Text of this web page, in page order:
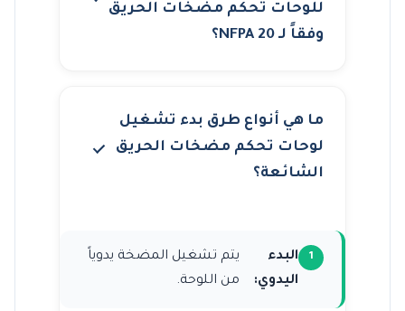
للوحات تحكم مضخات الحريق
وفقاً لـ NFPA 20؟
ما هي أنواع طرق بدء تشغيل
لوحات تحكم مضخات الحريق
الشائعة؟
البدء
اليدوي:
يتم تشغيل المضخة يدوياً
من اللوحة.